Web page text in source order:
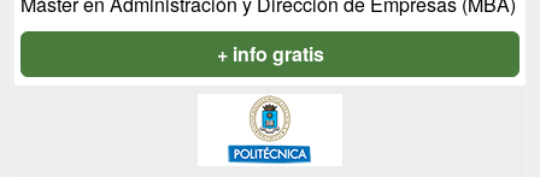
+ info gratis